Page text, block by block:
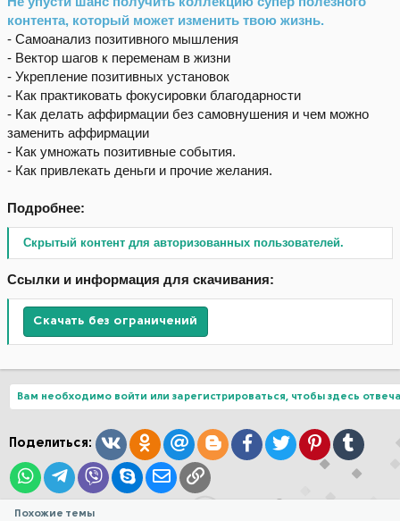
контента, который может изменить твою жизнь.
- Самоанализ позитивного мышления
- Вектор шагов к переменам в жизни
- Укрепление позитивных установок
- Как практиковать фокусировки благодарности
- Как делать аффирмации без самовнушения и чем можно
заменить аффирмации
- Как умножать позитивные события.
- Как привлекать деньги и прочие желания.
Подробнее:
Скрытый контент для авторизованных пользователей.
Ссылки и информация для скачивания:
Скачать без ограничений
Вам необходимо войти или зарегистрироваться, чтобы здесь
Поделиться: ВконтактеОдноклассники
Mail.ruBloggerFacebook
TwitterPinterestTumblr
WhatsAppTelegram
ViberSkypeЭлектронная почта
Ссылка
Похожие темы